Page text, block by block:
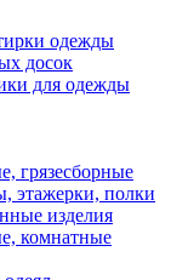
одежды
досок
для одежды
грязесборные
этажерки, полки
изделия
комнатные